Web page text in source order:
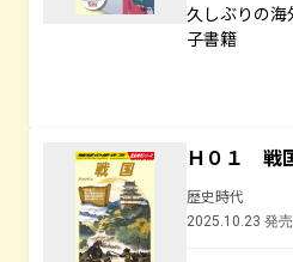
久しぶりの
子書籍
Ｈ０１ 戦
歴史時代
2025.10.23 発売